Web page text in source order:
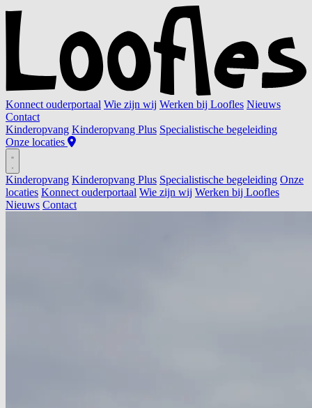
Konnect ouderportaal Wie zijn wij Werken bij Loofles Nieuws
Contact
Kinderopvang Kinderopvang Plus Specialistische begeleiding
Onze locaties
Kinderopvang Kinderopvang Plus Specialistische begeleiding Onze
locaties Konnect ouderportaal Wie zijn wij Werken bij Loofles
Nieuws Contact